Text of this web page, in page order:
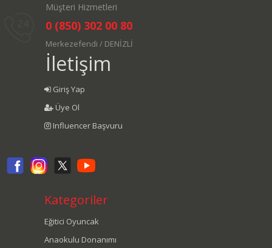
Müşteri Hizmetleri
0 (850) 302 00 80
Merkezefendi / DENİZLİ
İletişim
Giriş Yap
Üye Ol
Influencer Başvuru
Kategoriler
Eğitici Oyuncak
Anaokulu Donanımı